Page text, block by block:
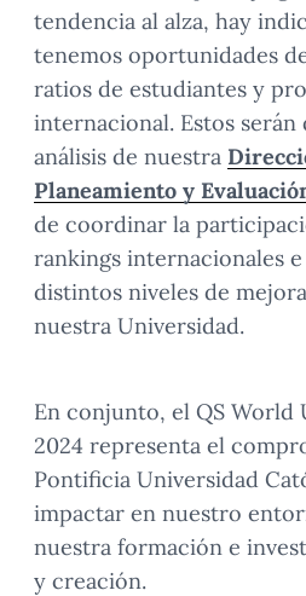
tendencia al alza, hay
tenemos oportunidades
ratios de estudiantes y
internacional. Estos serán
análisis de nuestra
Planeamiento y
de coordinar la
rankings internacionales
distintos niveles de
nuestra Universidad.
En conjunto, el QS World
2024 representa el
Pontificia Universidad
impactar en nuestro
nuestra formación e
y creación.